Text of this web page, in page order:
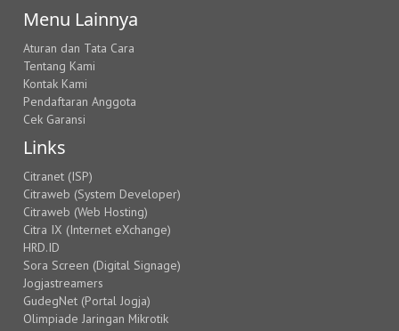
Menu Lainnya
Aturan dan Tata Cara
Tentang Kami
Kontak Kami
Pendaftaran Anggota
Cek Garansi
Links
Citranet (ISP)
Citraweb (System Developer)
Citraweb (Web Hosting)
Citra IX (Internet eXchange)
HRD.ID
Sora Screen (Digital Signage)
Jogjastreamers
GudegNet (Portal Jogja)
Olimpiade Jaringan Mikrotik